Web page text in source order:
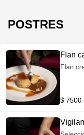
POSTRES
Flan
Flan
$ 7500